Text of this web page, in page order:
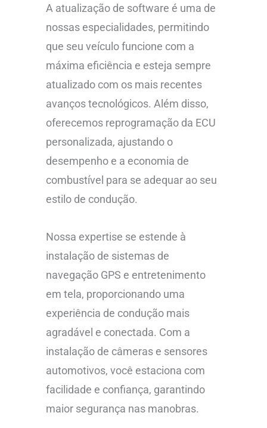
A atualização de software é uma de
nossas especialidades, permitindo
que seu veículo funcione com a
máxima eficiência e esteja sempre
atualizado com os mais recentes
avanços tecnológicos. Além disso,
oferecemos reprogramação da ECU
personalizada, ajustando o
desempenho e a economia de
combustível para se adequar ao seu
estilo de condução.
Nossa expertise se estende à
instalação de sistemas de
navegação GPS e entretenimento
em tela, proporcionando uma
experiência de condução mais
agradável e conectada. Com a
instalação de câmeras e sensores
automotivos, você estaciona com
facilidade e confiança, garantindo
maior segurança nas manobras.